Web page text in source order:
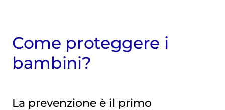
Come proteggere i
bambini?
La prevenzione è il primo